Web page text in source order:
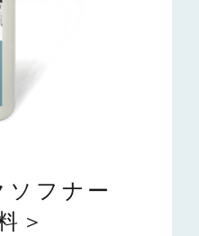
フナー
＞